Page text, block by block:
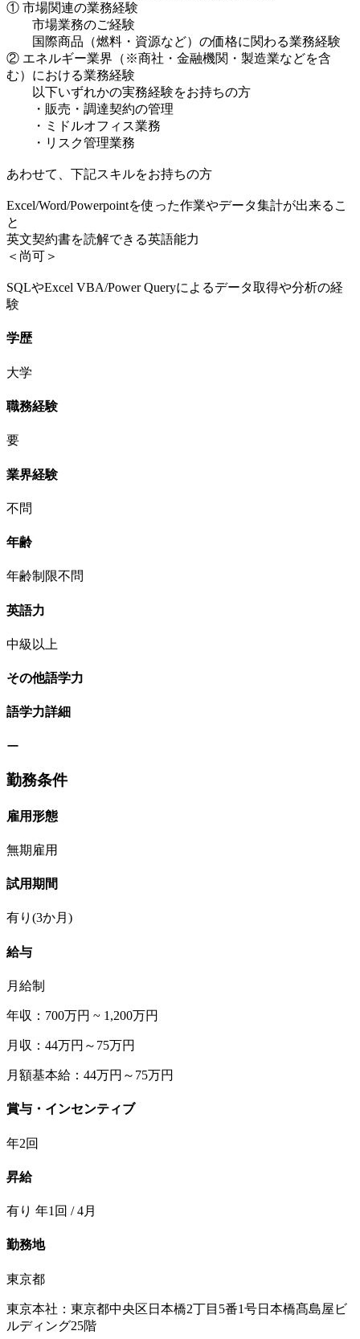
① 市場関連の業務経験
市場業務のご経験
国際商品（燃料・資源など）の価格に関わる業務経験
② エネルギー業界（※商社・金融機関・製造業などを含
む）における業務経験
以下いずれかの実務経験をお持ちの方
・販売・調達契約の管理
・ミドルオフィス業務
・リスク管理業務
あわせて、下記スキルをお持ちの方
Excel/Word/Powerpointを使った作業やデータ集計が出来るこ
と
英文契約書を読解できる英語能力
＜尚可＞
SQLやExcel VBA/Power Queryによるデータ取得や分析の経
験
学歴
大学
職務経験
要
業界経験
不問
年齢
年齢制限不問
英語力
中級以上
その他語学力
語学力詳細
ー
勤務条件
雇用形態
無期雇用
試用期間
有り(3か月)
給与
月給制
年収：700万円 ~ 1,200万円
月収：44万円～75万円
月額基本給：44万円～75万円
賞与・インセンティブ
年2回
昇給
有り 年1回 / 4月
勤務地
東京都
東京本社：東京都中央区日本橋2丁目5番1号日本橋髙島屋ビ
ルディング25階